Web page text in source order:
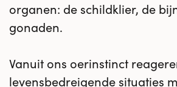
organen: de schildklier, de
gonaden.
Vanuit ons oerinstinct
levensbedreigende situaties